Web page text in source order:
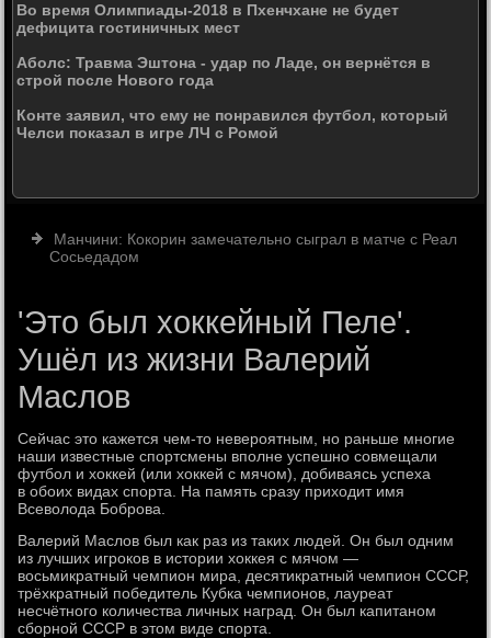
Во время Олимпиады-2018 в Пхенчхане не будет
дефицита гостиничных мест
Аболс: Травма Эштона - удар по Ладе, он вернётся в
строй после Нового года
Конте заявил, что ему не понравился футбол, который
Челси показал в игре ЛЧ с Ромой
Манчини: Кокорин замечательно сыграл в матче с Реал
Сосьедадом
'Это был хоккейный Пеле'.
Ушёл из жизни Валерий
Маслов
Сейчас это кажется чем-то невероятным, но раньше многие
наши известные спортсмены вполне успешно совмещали
футбол и хоккей (или хоккей с мячом), добиваясь успеха
в обоих видах спорта. На память сразу приходит имя
Всеволода Боброва.
Валерий Маслов был как раз из таких людей. Он был одним
из лучших игроков в истории хоккея с мячом —
восьмикратный чемпион мира, десятикратный чемпион СССР,
трёхкратный победитель Кубка чемпионов, лауреат
несчётного количества личных наград. Он был капитаном
сборной СССР в этом виде спорта.